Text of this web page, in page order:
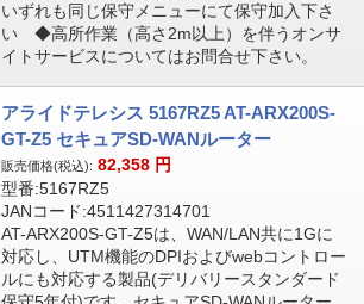
いずれも同じ保守メニューにて保守加入下さ
い ◆高所作業（高さ2m以上）を伴うオンサ
イトサービスについてはお問合せ下さい。
アライドテレシス 5167RZ5 AT-ARX200S-
GT-Z5 セキュアSD-WANルーター
販売価格(税込): 82,358 円
型番:5167RZ5
JANコード:4511427314701
AT-ARX200S-GT-Z5は、WAN/LAN共に1Gに
対応し、UTM機能のDPIおよびwebコントロー
ルにも対応する製品(デリバリースタンダード